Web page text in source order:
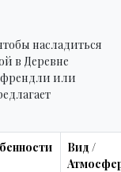
насладиться
в Деревне
френдли или
Вид /